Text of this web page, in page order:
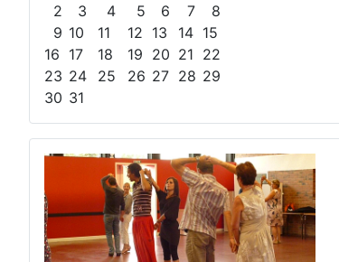
2
3 4 5 6 7
8
9 10 11 12 13 14 15
16 17 18 19 20 21 22
23 24 25 26 27 28 29
30 31